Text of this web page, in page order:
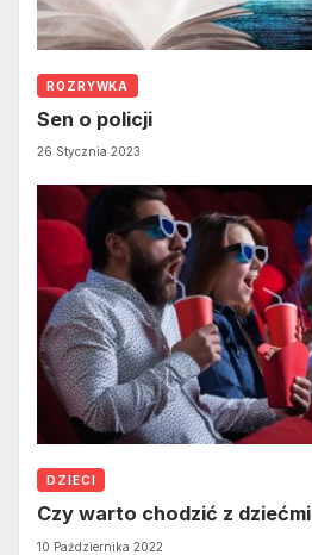
ROZRYWKA
Sen o policji
26 Stycznia 2023
DZIECI
Czy warto chodzić z
10 Października 2022